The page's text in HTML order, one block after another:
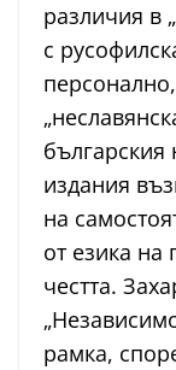
различия в
с
българския
издания
на
от езика на
честта.
рамка,